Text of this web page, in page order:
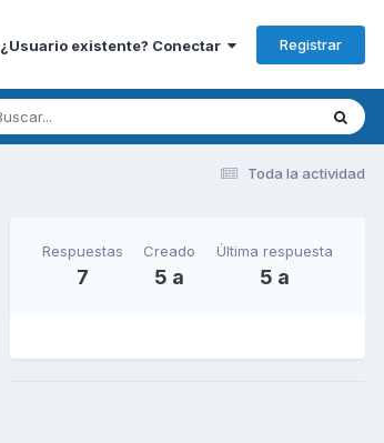
¿Usuario existente? Conectar Registrar
Toda la actividad
Respuestas
7
Creado
5 a
Última respuesta
5 a